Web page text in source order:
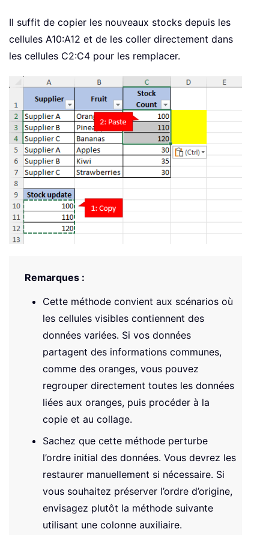
Il suffit de copier les nouveaux stocks depuis les
cellules A10:A12 et de les coller directement dans
les cellules C2:C4 pour les remplacer.
Remarques :
Cette méthode convient aux scénarios où
les cellules visibles contiennent des
données variées. Si vos données
partagent des informations communes,
comme des oranges, vous pouvez
regrouper directement toutes les données
liées aux oranges, puis procéder à la
copie et au collage.
Sachez que cette méthode perturbe
l’ordre initial des données. Vous devrez les
restaurer manuellement si nécessaire. Si
vous souhaitez préserver l’ordre d’origine,
envisagez plutôt la méthode suivante
utilisant une colonne auxiliaire.